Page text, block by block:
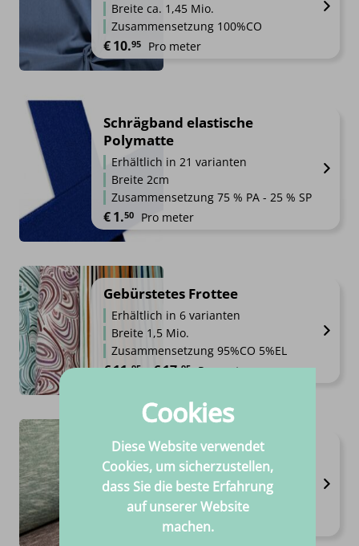
Breite ca. 1,45 Mio.
Zusammensetzung 100%CO
€10.95 Pro meter
Schrägband elastische
Polymatte
Erhältlich in 21 varianten
Breite 2cm
Zusammensetzung 75 % PA - 25 % SP
€1.50 Pro meter
Gebürstetes Frottee
Erhältlich in 6 varianten
Breite 1,5 Mio.
Zusammensetzung 95%CO 5%EL
€11.95 –€17.95Preisspanne: €11.95 bis €17.95
Pro meter
Bio-Slub-Jersey
Erhältlich in 4 varianten
Breite 1.5m
Hohe qualität
Pro meter
Cookies
Diese Website verwendet
Cookies, um sicherzustellen,
dass Sie die beste Erfahrung
auf unserer Website
machen.